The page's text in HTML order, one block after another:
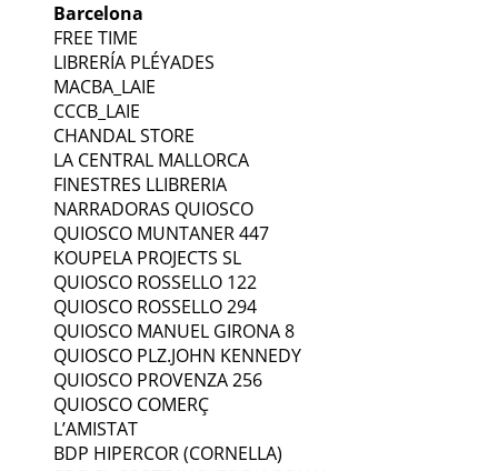
Barcelona
FREE TIME
LIBRERÍA PLÉYADES
MACBA_LAIE
CCCB_LAIE
CHANDAL STORE
LA CENTRAL MALLORCA
FINESTRES LLIBRERIA
NARRADORAS QUIOSCO
QUIOSCO MUNTANER 447
KOUPELA PROJECTS SL
QUIOSCO ROSSELLO 122
QUIOSCO ROSSELLO 294
QUIOSCO MANUEL GIRONA 8
QUIOSCO PLZ.JOHN KENNEDY
QUIOSCO PROVENZA 256
QUIOSCO COMERÇ
L’AMISTAT
BDP HIPERCOR (CORNELLA)